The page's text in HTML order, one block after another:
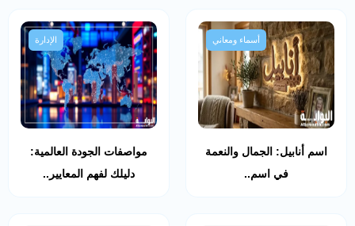
أسماء ومعاني
اسم أنابيل: الجمال والنعمة
في اسم..
الإدارة
مواصفات الجودة العالمية:
دليلك لفهم المعايير..